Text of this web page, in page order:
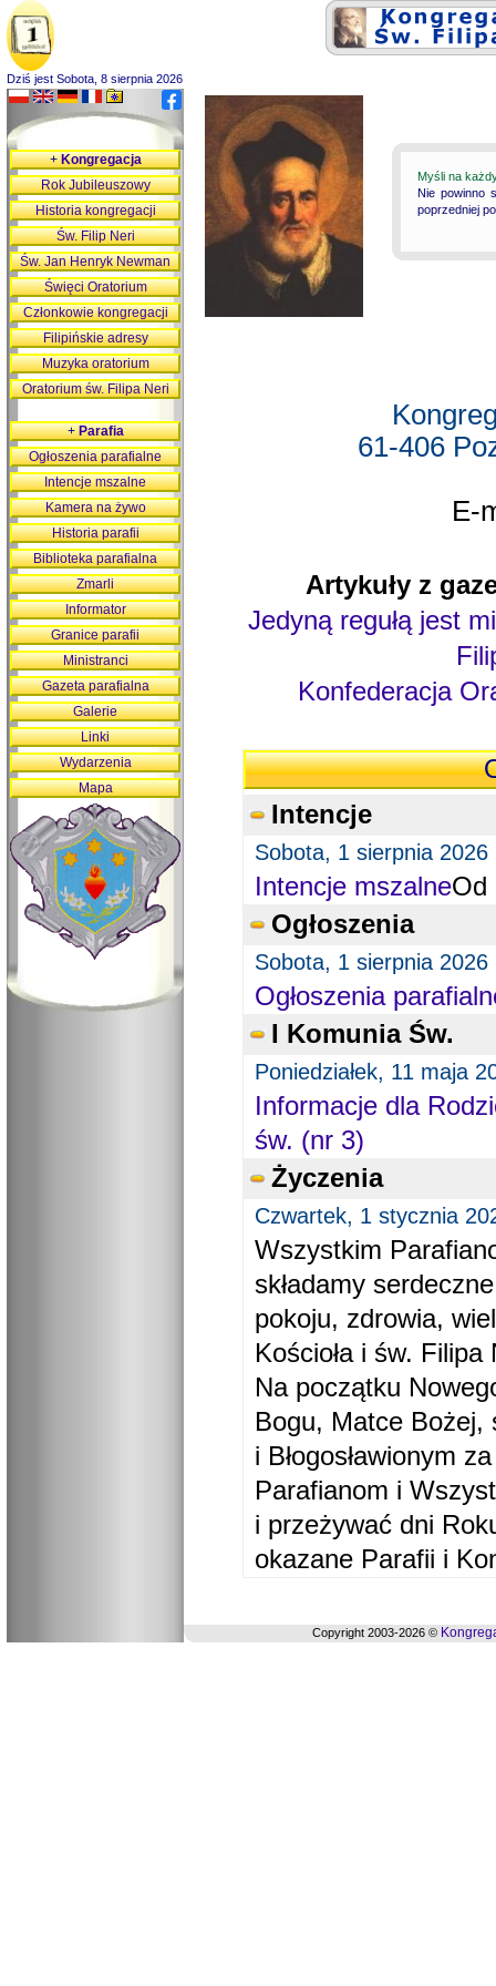
Dziś jest Sobota, 8 sierpnia 2026
Myśli na
Nie powinno
poprzedniej
61-406
E-
Artykuły z
Jedyną regułą jest
Konfederacja
Intencje
Sobota, 1 sierpnia 2026
Intencje mszalneOd
Ogłoszenia
Sobota, 1 sierpnia 2026
Ogłoszenia
I Komunia Św.
Poniedziałek, 11 maja
Informacje dla
św. (nr 3)
Życzenia
Czwartek, 1 stycznia
Wszystkim
składamy
pokoju, zdrowia,
Kościoła i św. Filipa
Na początku
Bogu, Matce Bożej,
i Błogosławionym
Parafianom i
i przeżywać dni
okazane Parafii i
+Kongregacja
Rok Jubileuszowy
Historia kongregacji
Św. Filip Neri
Św. Jan Henryk Newman
Święci Oratorium
Członkowie kongregacji
Filipińskie adresy
Muzyka oratorium
Oratorium św. Filipa Neri
+Parafia
Ogłoszenia parafialne
Intencje mszalne
Kamera na żywo
Historia parafii
Biblioteka parafialna
Zmarli
Informator
Granice parafii
Ministranci
Gazeta parafialna
Galerie
Linki
Wydarzenia
Mapa
Copyright 2003-2026 ©